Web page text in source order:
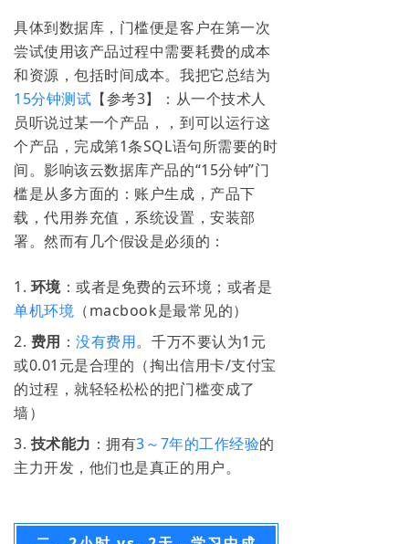
具体到数据库，门槛便是客户在第一次
尝试使用该产品过程中需要耗费的成本
和资源，包括时间成本。我把它总结为
15分钟测试 【参考3】
：从一个技术人
员听说过某一个产品，，到可以运行这
个产品，完成第1条SQL语句所需要的时
间。影响该云数据库产品的“15分钟”门
槛是从多方面的：账户生成，产品下
载，代用券充值，系统设置，安装部
署。然而有几个假设是必须的：
1. 环境：或者是免费的云环境；或者是
单机环境 （macbook是最常见的）
2. 费用 ：没有费用。千万不要认为1元
或0.01元是合理的（掏出信用卡/支付宝
的过程，就轻轻松松的把门槛变成了
墙）
3. 技术能力 ：拥有3～7年的工作经验的
主力开发，他们也是真正的用户。